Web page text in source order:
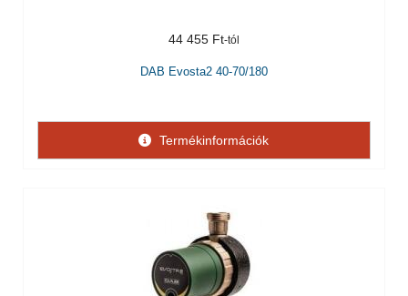
44 455 Ft
DAB Evosta2 40-70/180
Termékinformációk